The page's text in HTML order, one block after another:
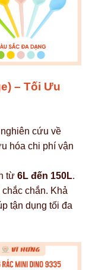
– Tối Ưu
cứu về
hóa chi phí vận
từ 6L đến 150L.
chắn. Khả
tận dụng tối đa